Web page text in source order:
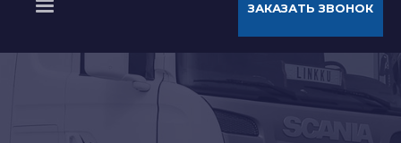
ЗАКАЗАТЬ ЗВОНОК